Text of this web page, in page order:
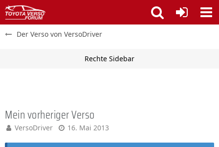
Der Verso von VersoDriver
Mein vorheriger Verso
VersoDriver 16. Mai 2013